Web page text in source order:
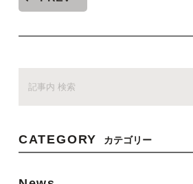
CATEGORY カテゴリー